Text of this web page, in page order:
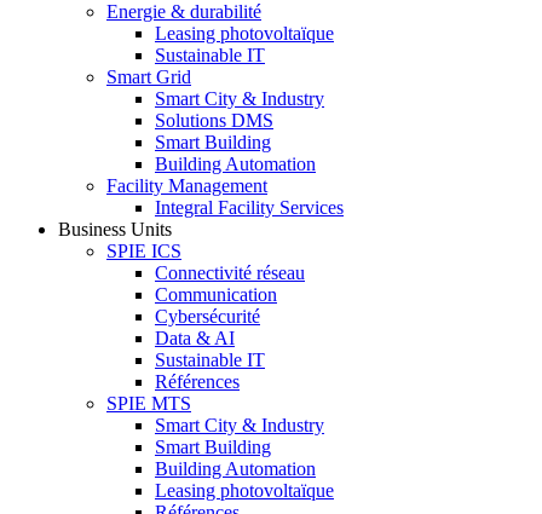
Energie & durabilité
Leasing photovoltaïque
Sustainable IT
Smart Grid
Smart City & Industry
Solutions DMS
Smart Building
Building Automation
Facility Management
Integral Facility Services
Business Units
SPIE ICS
Connectivité réseau
Communication
Cybersécurité
Data & AI
Sustainable IT
Références
SPIE MTS
Smart City & Industry
Smart Building
Building Automation
Leasing photovoltaïque